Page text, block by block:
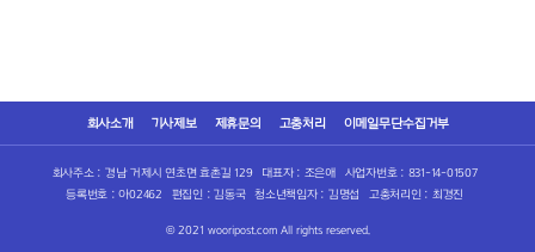
회사소개 기사제보 제휴문의 고충처리 이메일무단수집거부
회사주소 : 경남 거제시 연초면 효촌길 129 대표자 : 조은애
사업자번호 : 831-14-01507
등록번호 : 아02462
편집인 : 김동국 청소년책임자 : 김명섭 고충처리인 : 최경진
© 2021 wooripost.com All rights reserved.